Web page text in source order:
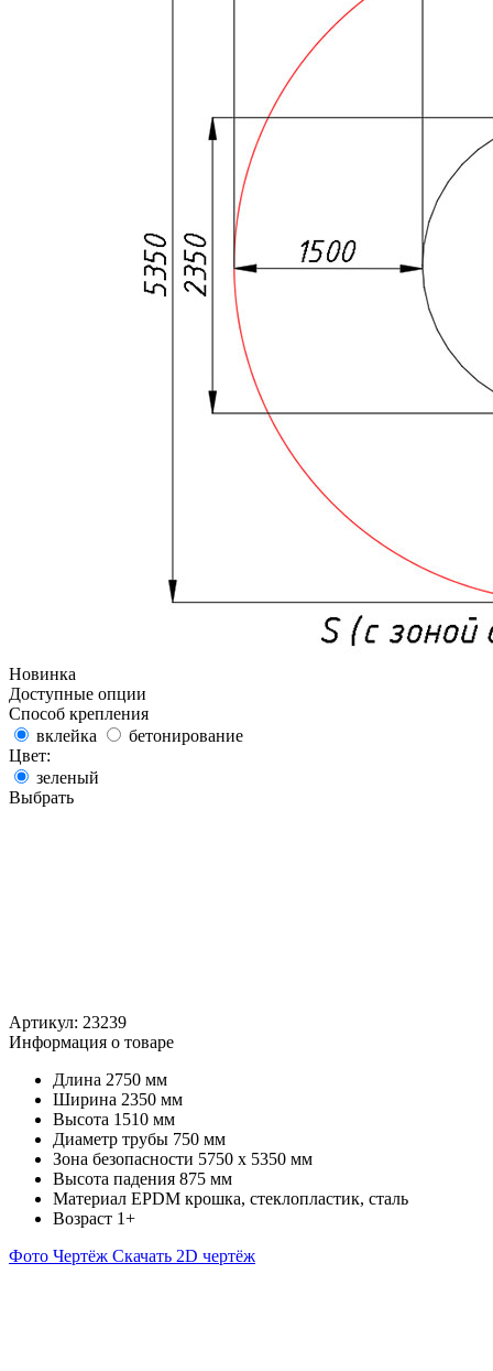
Новинка
Доступные опции
Способ крепления
вклейка
бетонирование
Цвет:
зеленый
Выбрать
Артикул: 23239
Информация о товаре
Длина 2750 мм
Ширина 2350 мм
Высота 1510 мм
Диаметр трубы 750 мм
Зона безопасности 5750 х 5350 мм
Высота падения 875 мм
Материал EPDM крошка, стеклопластик, сталь
Возраст 1+
Фото Чертёж Скачать 2D чертёж